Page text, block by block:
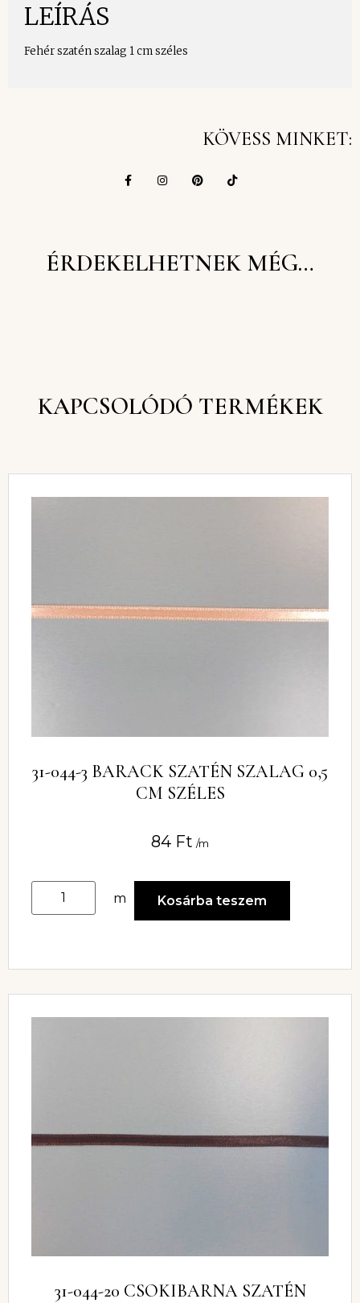
LEÍRÁS
Fehér szatén szalag 1 cm széles
KÖVESS MINKET:
ÉRDEKELHETNEK MÉG…
KAPCSOLÓDÓ TERMÉKEK
31-044-3 BARACK SZATÉN SZALAG 0,5
CM SZÉLES
84 Ft /m
m Kosárba teszem
31-044-20 CSOKIBARNA SZATÉN